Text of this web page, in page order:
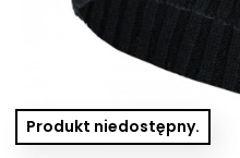
Produkt niedostępny.